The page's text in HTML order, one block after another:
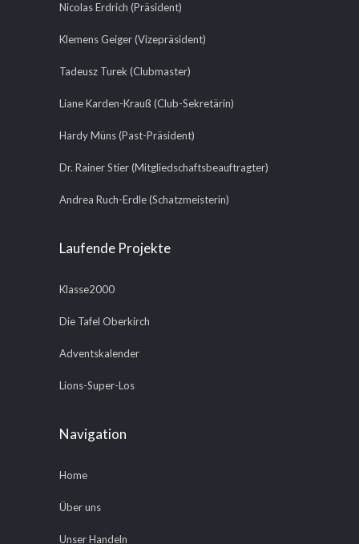
Nicolas Erdrich (Präsident)
Klemens Geiger (Vizepräsident)
Tadeusz Turek (Clubmaster)
Liane Karden-Krauß (Club-Sekretärin)
Hardy Müns (Past-Präsident)
Dr. Rainer Stier (Mitgliedschaftsbeauftragter)
Andrea Ruch-Erdle (Schatzmeisterin)
Laufende Projekte
Klasse2000
Die Tafel Oberkirch
Adventskalender
Lions-Super-Los
Navigation
Home
Über uns
Unser Handeln